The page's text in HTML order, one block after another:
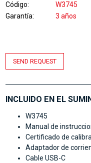
Código
W3745
Garantía
3 años
SEND REQUEST
INCLUIDO EN EL
W3745
Manual de
Certificado de
Adaptador de
Cable USB-C